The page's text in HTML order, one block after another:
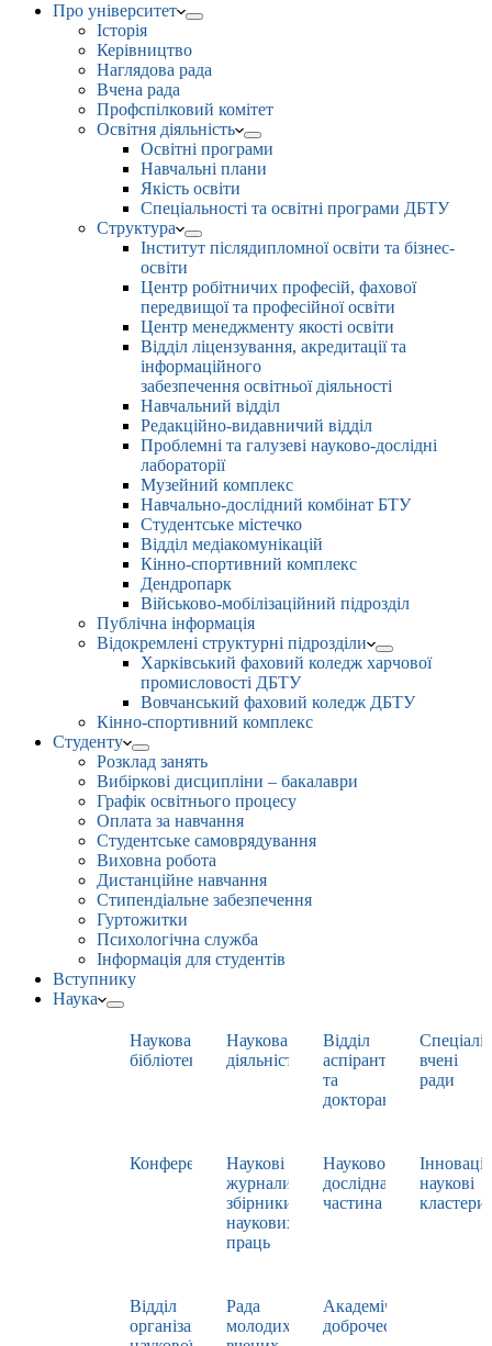
Про університет
Історія
Керівництво
Наглядова рада
Вчена рада
Профспілковий комітет
Освітня діяльність
Освітні програми
Навчальні плани
Якість освіти
Спеціальності та освітні програми ДБТУ
Структура
Інститут післядипломної освіти та бізнес-
освіти
Центр робітничих професій, фахової
передвищої та професійної освіти
Центр менеджменту якості освіти
Відділ ліцензування, акредитації та
інформаційного
забезпечення освітньої діяльності
Навчальний відділ
Редакційно-видавничий відділ
Проблемні та галузеві науково-дослідні
лабораторії
Музейний комплекс
Навчально-дослідний комбінат БТУ
Студентське містечко
Відділ медіакомунікацій
Кінно-спортивний комплекс
Дендропарк
Військово-мобілізаційний підрозділ
Публічна інформація
Відокремлені структурні підрозділи
Харківський фаховий коледж харчової
промисловості ДБТУ
Вовчанський фаховий коледж ДБТУ
Кінно-спортивний комплекс
Студенту
Розклад занять
Вибіркові дисципліни – бакалаври
Графік освітнього процесу
Оплата за навчання
Студентське самоврядування
Виховна робота
Дистанційне навчання
Стипендіальне забезпечення
Гуртожитки
Психологічна служба
Інформація для студентів
Вступнику
Наука
Наукова
бібліотека
Наукова
діяльність
Відділ
аспірантури
та
докторантури
вчені
ради
Конференції
Наукові
журнали,
збірники
наукових
праць
Науково-
дослідна
частина
наукові
кластери
Відділ
організації
Рада
молодих
Академічна
доброчесність